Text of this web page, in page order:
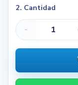
2. Cantidad
-